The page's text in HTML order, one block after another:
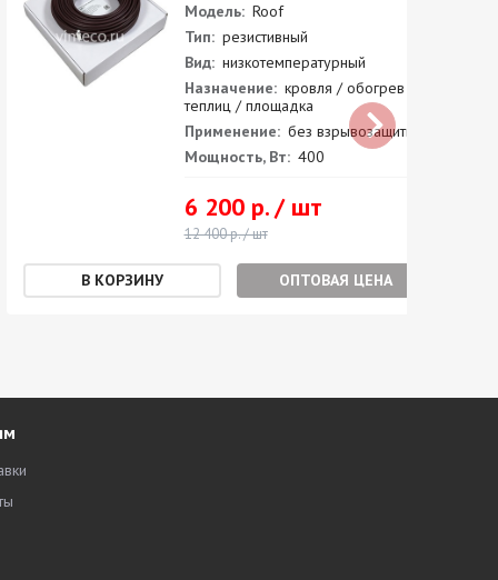
Модель: Roof
Тип: резистивный
Вид: низкотемпературный
Назначение: кровля / обогрев
теплиц / площадка
Применение: без взрывозащиты
Мощность, Вт: 400
6 200 р. / шт
12 400 р. / шт
ОПТОВАЯ ЦЕНА